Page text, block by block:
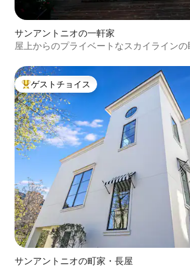
サンアントニオの一軒家
屋上からのプライベートなスカイラインの
大好評のゲストチョイスです。
ゲストチョイス
サンアントニオの町家・長屋